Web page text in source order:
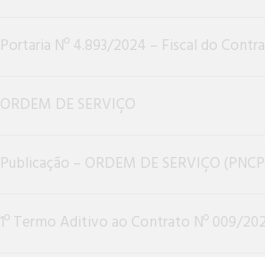
Portaria Nº 4.893/2024 – Fiscal do
ORDEM DE SERVIÇO
Publicação – ORDEM DE SERVIÇO
1º Termo Aditivo ao Contrato Nº 009/